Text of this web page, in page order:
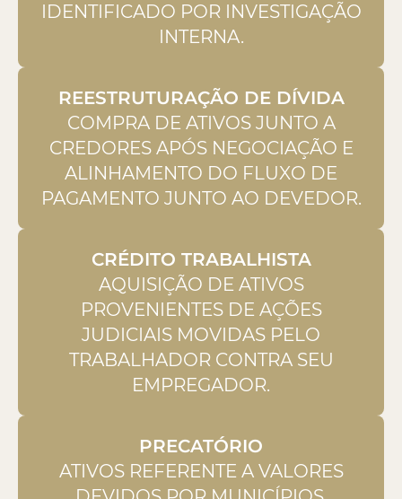
IDENTIFICADO POR INVESTIGAÇÃO
INTERNA.
REESTRUTURAÇÃO DE DÍVIDA
COMPRA DE ATIVOS JUNTO A
CREDORES APÓS NEGOCIAÇÃO E
ALINHAMENTO DO FLUXO DE
PAGAMENTO JUNTO AO DEVEDOR.
CRÉDITO TRABALHISTA
AQUISIÇÃO DE ATIVOS
PROVENIENTES DE AÇÕES
JUDICIAIS MOVIDAS PELO
TRABALHADOR CONTRA SEU
EMPREGADOR.
PRECATÓRIO
ATIVOS REFERENTE A VALORES